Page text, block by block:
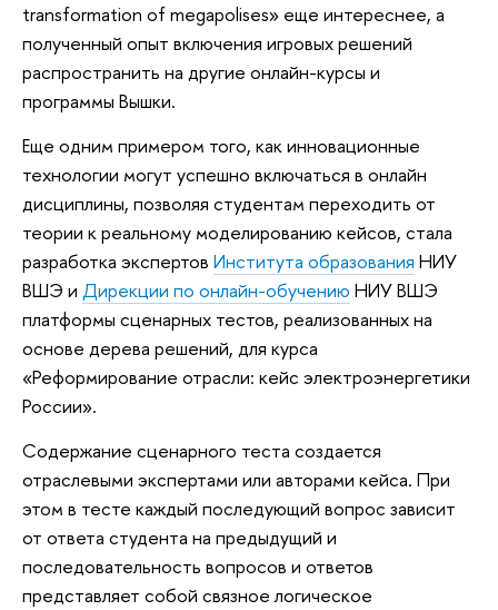
transformation of megapolises» еще интереснее, а
полученный опыт включения игровых решений
распространить на другие онлайн-курсы и
программы Вышки.
Еще одним примером того, как инновационные
технологии могут успешно включаться в онлайн
дисциплины, позволяя студентам переходить от
теории к реальному моделированию кейсов, стала
разработка экспертов Института образования НИУ
ВШЭ и Дирекции по онлайн-обучению НИУ ВШЭ
платформы сценарных тестов, реализованных на
основе дерева решений, для курса
«Реформирование отрасли: кейс электроэнергетики
России».
Содержание сценарного теста создается
отраслевыми экспертами или авторами кейса. При
этом в тесте каждый последующий вопрос зависит
от ответа студента на предыдущий и
последовательность вопросов и ответов
представляет собой связное логическое